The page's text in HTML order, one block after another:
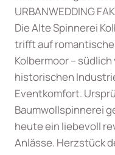
URBANWEDDING
Die Alte Spinnerei
trifft auf
Kolbermoor –
historischen
Eventkomfort.
Baumwollspinnerei
heute ein liebevoll
Anlässe. Herzstück